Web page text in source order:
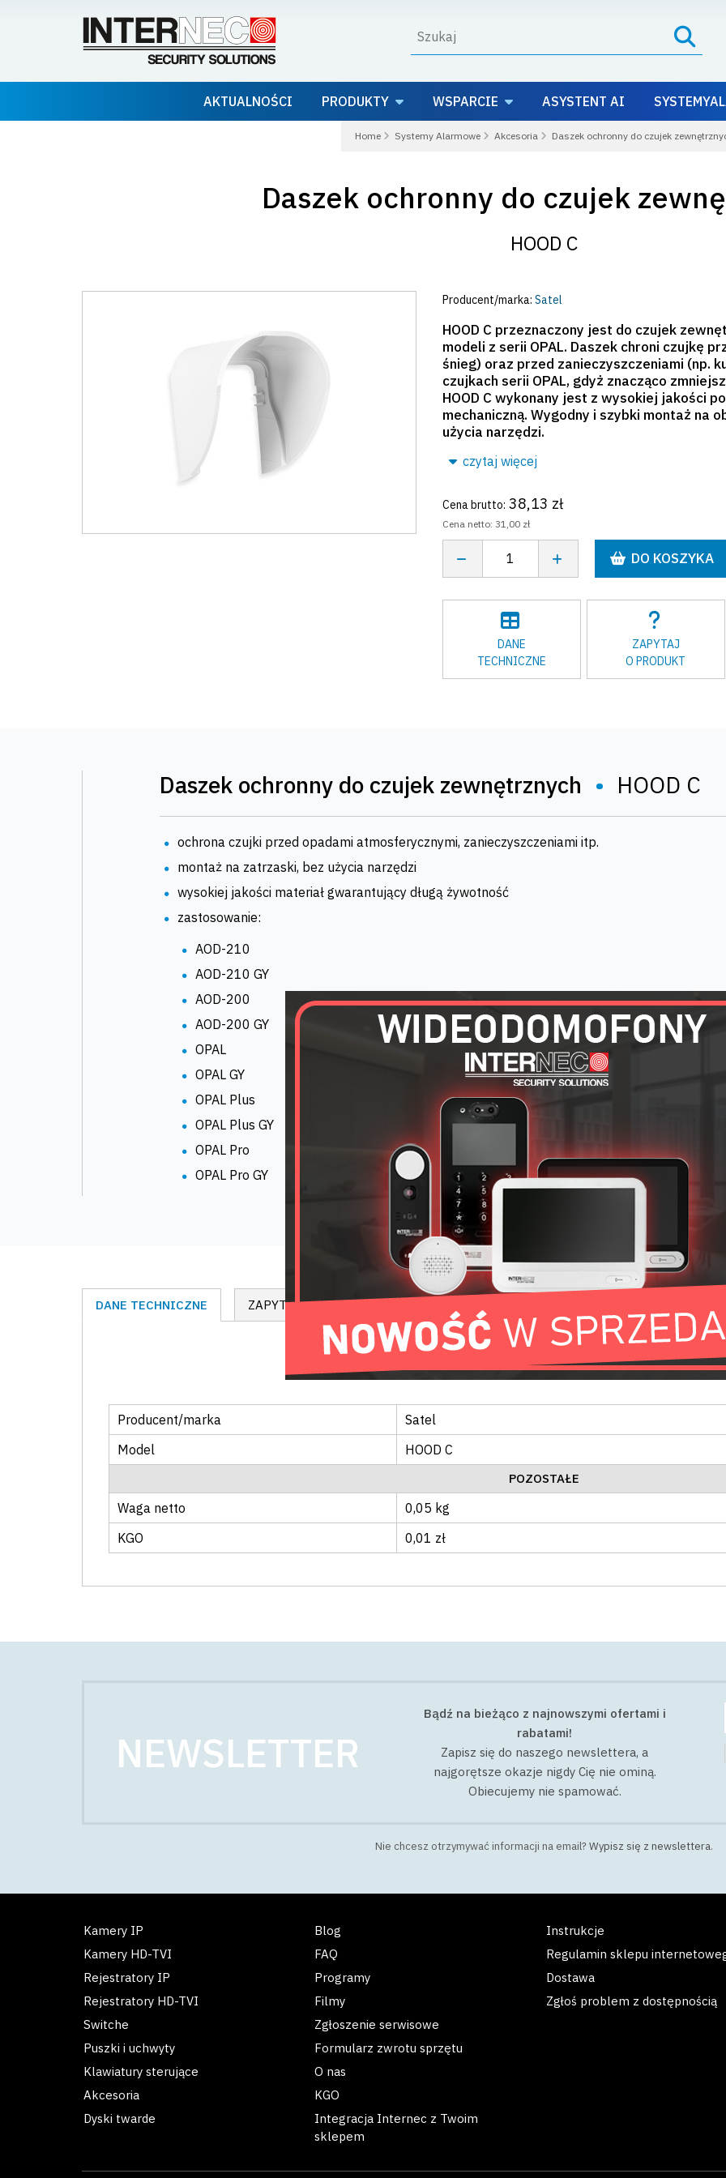
AKTUALNOŚCI PRODUKTY WSPARCIE ASYSTENT AI
Home Systemy Alarmowe Akcesoria Daszek ochronny do czujek
Daszek ochronny do czujek
HOOD C
Producent/marka:Satel
HOOD C przeznaczony jest do czujek
modeli z serii OPAL. Daszek chroni czujkę
śnieg) oraz przed zanieczyszczeniami (np.
czujkach serii OPAL, gdyż znacząco
HOOD C wykonany jest z wysokiej jakości
mechaniczną. Wygodny i szybki montaż na
użycia narzędzi.
czytaj więcej
Cena brutto: 38,13 zł
Cena netto:31,00 zł
DO KOSZYKA
DANE
TECHNICZNE
ZAPYTAJ
O PRODUKT
Daszek ochronny do czujek zewnętrznych • HOOD C
ochrona czujki przed opadami atmosferycznymi, zanieczyszczeniami itp.
montaż na zatrzaski, bez użycia narzędzi
wysokiej jakości materiał gwarantujący długą żywotność
zastosowanie:
AOD-210
AOD-210 GY
AOD-200
AOD-200 GY
OPAL
OPAL GY
OPAL Plus
OPAL Plus GY
OPAL Pro
OPAL Pro GY
DANE TECHNICZNE ZAPYTAJ O PRODUKT
DANE TECHNICZNE
Producent/marka
Satel
Model
HOOD C
POZOSTAŁE
Waga netto
0,05 kg
KGO
0,01 zł
NEWSLETTER
Bądź na bieżąco z najnowszymi ofertami i
rabatami!
Zapisz się do naszego newslettera, a
najgorętsze okazje nigdy Cię nie ominą.
Obiecujemy nie spamować.
Nie chcesz otrzymywać informacji na email?Wypisz się z newslettera.
Kamery IP
Kamery HD-TVI
Rejestratory IP
Rejestratory HD-TVI
Switche
Puszki i uchwyty
Klawiatury sterujące
Akcesoria
Dyski twarde
Blog
FAQ
Programy
Filmy
Zgłoszenie serwisowe
Formularz zwrotu sprzętu
O nas
KGO
Integracja Internec z Twoim
sklepem
Instrukcje
Regulamin sklepu
Dostawa
Zgłoś problem z dostępnością